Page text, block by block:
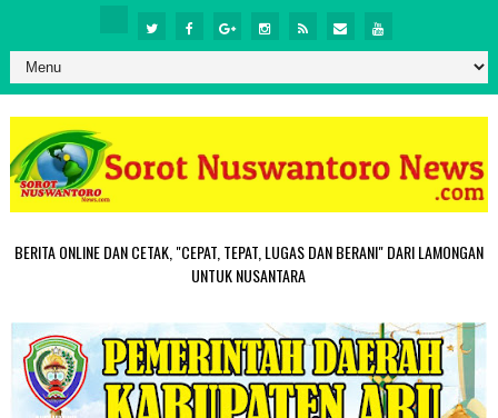
BERITA ONLINE DAN CETAK, "CEPAT, TEPAT, LUGAS DAN BERANI" DARI LAMONGAN
UNTUK NUSANTARA